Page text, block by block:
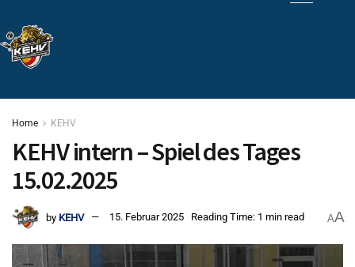
Home KEHV
KEHV intern – Spiel des Tages
15.02.2025
by KEHV 15. Februar 2025 Reading Time: 1 min read AA